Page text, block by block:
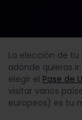
La elección de
adónde quieras
elegir el Pase de
visitar varios
europeos) es tu